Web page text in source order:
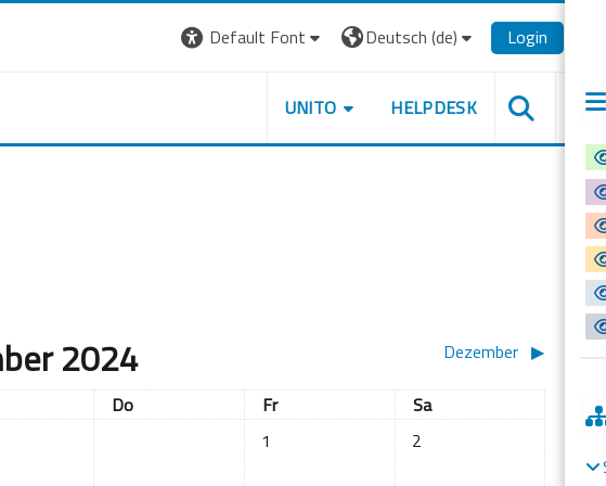
Default Font Deutsch ‎(de)‎ Login
UNITO HELPDESK
2024 Dezember ▶︎
Donnerstag
Do Freitag
Fr Samstag
Sa
Keine Termine, Freitag, 1. November
1 Keine Termine, Samstag,
2